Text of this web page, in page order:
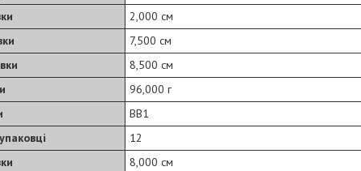
2,000 см
7,500 см
8,500 см
96,000 г
BB1
12
8,000 см